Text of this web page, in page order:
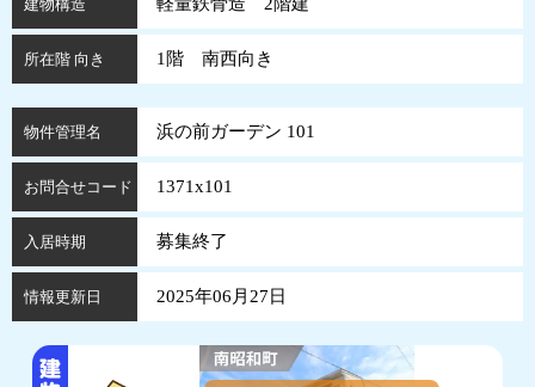
建物構造 軽量鉄骨造 2階建
所在階 向き 1階 南西向き
物件管理名 浜の前ガーデン 101
お問合せコード 1371x101
入居時期 募集終了
情報更新日 2025年06月27日